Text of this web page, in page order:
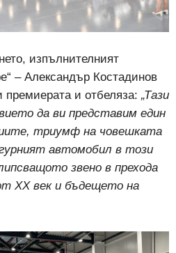
изпълнителният
– Александър Костадинов
премиерата и отбеляза: „Тази
да ви представим един
триумф на човешката
автомобил в този
звено в прехода
ХХ век и бъдещето на